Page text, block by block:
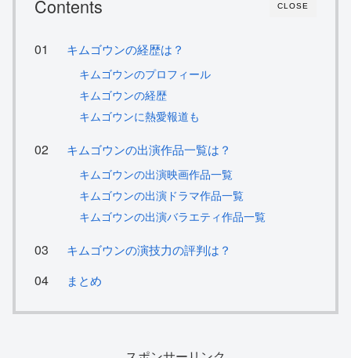
CLOSE
Contents
キムゴウンの経歴は？
キムゴウンのプロフィール
キムゴウンの経歴
キムゴウンに熱愛報道も
キムゴウンの出演作品一覧は？
キムゴウンの出演映画作品一覧
キムゴウンの出演ドラマ作品一覧
キムゴウンの出演バラエティ作品一覧
キムゴウンの演技力の評判は？
まとめ